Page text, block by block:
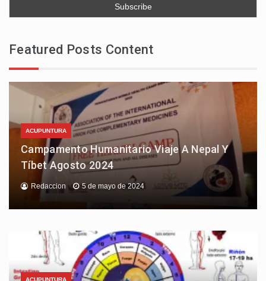
Featured Posts Content
ACUPUNTURA
Campamento Humanitario Viaje A Nepal Y
Tíbet Agosto 2024
Redaccion 5 de mayo de 2024
ACUPUNTURA